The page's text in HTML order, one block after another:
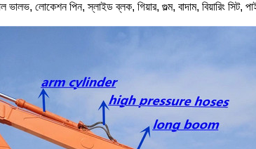
ভালভ, লোকেশন পিন, স্লাইড ব্লক, গিয়ার, গুল্ম, বাদাম, বিয়ারিং